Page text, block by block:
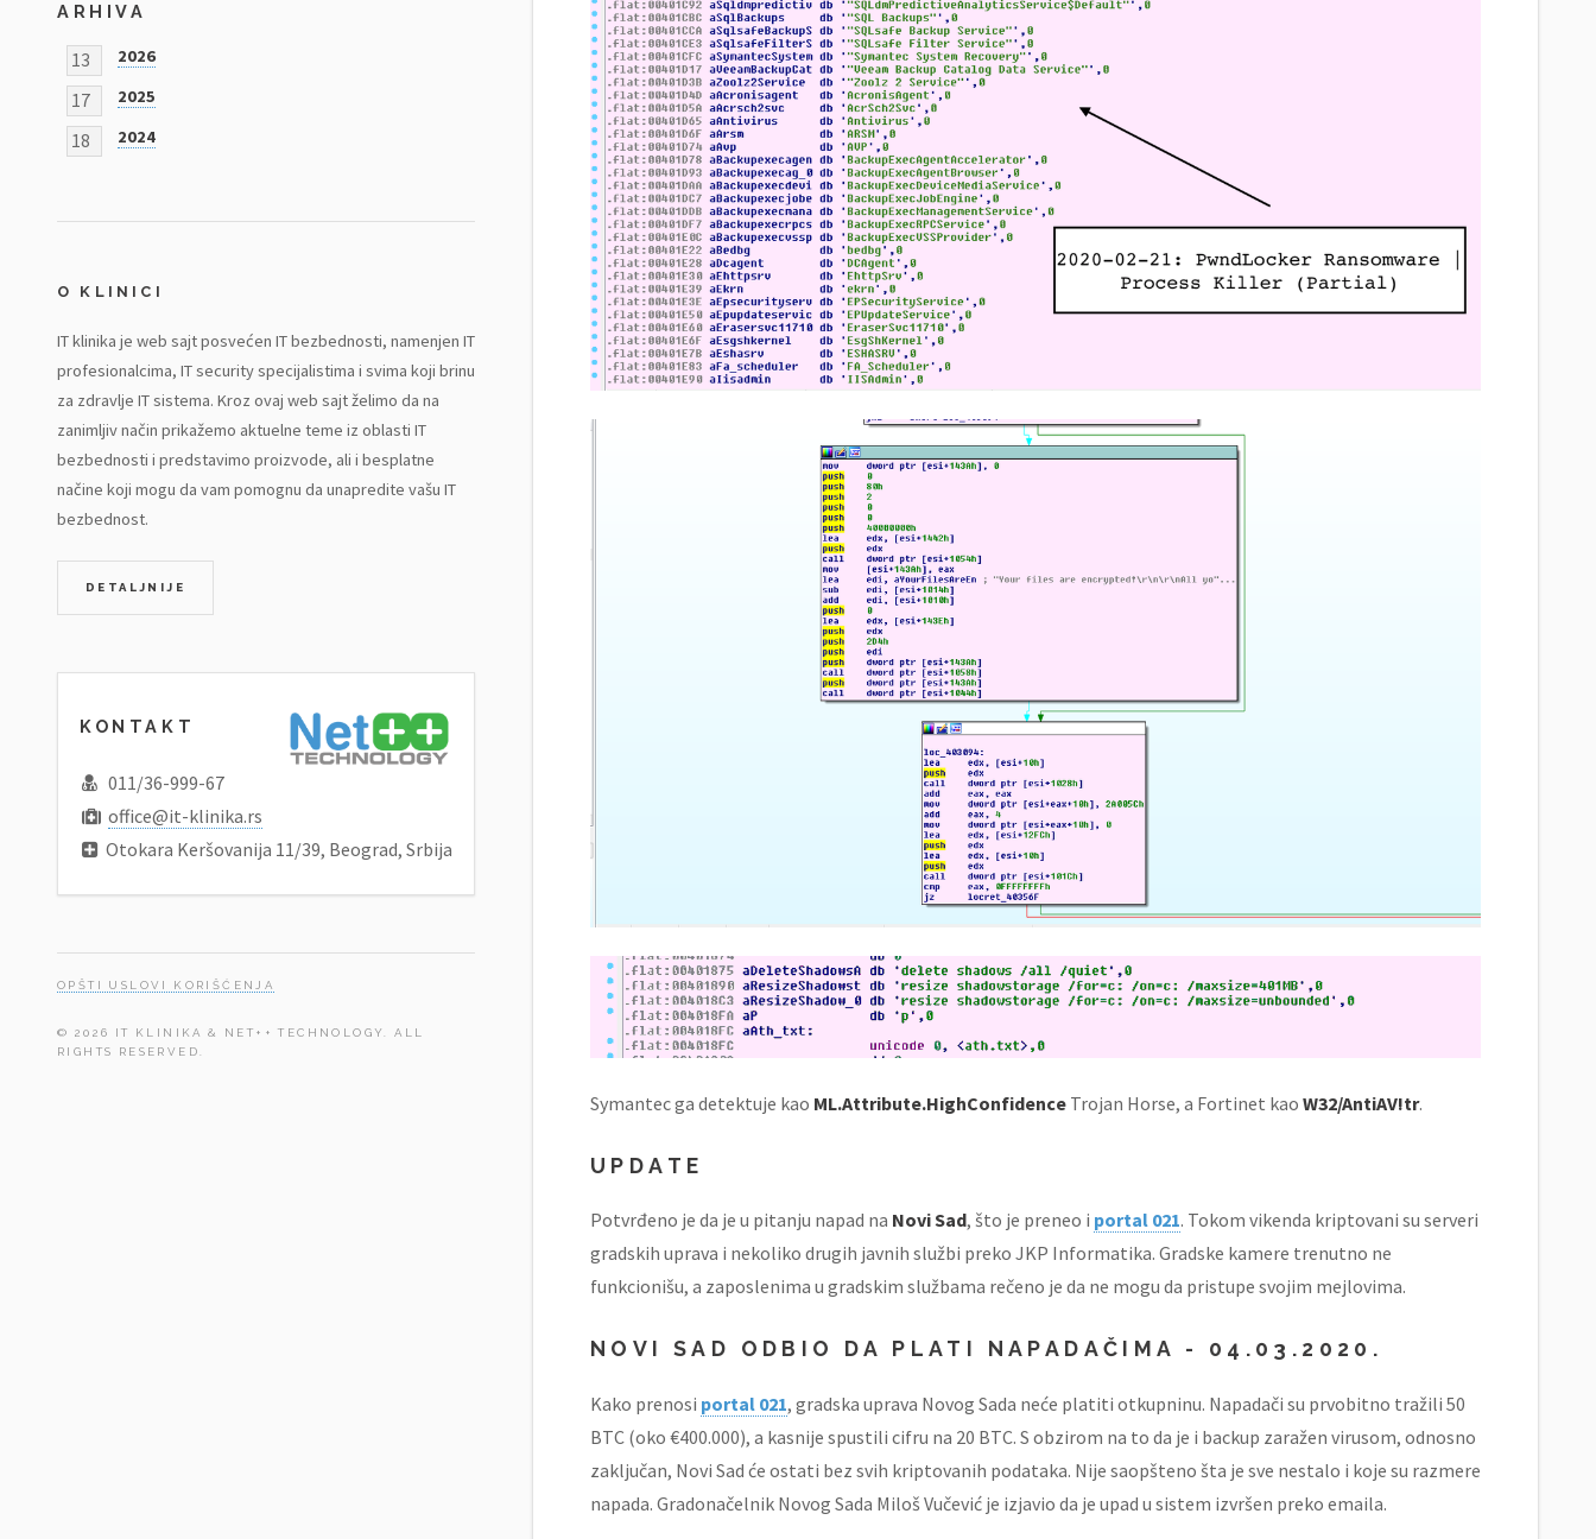
Symantec ga detektuje kao ML.Attribute.HighConfidence Trojan Horse, a Fortinet kao W32/AntiAV!tr.
UPDATE
Potvrđeno je da je u pitanju napad na Novi Sad, što je preneo i portal 021. Tokom vikenda kriptovani su serveri
gradskih uprava i nekoliko drugih javnih službi preko JKP Informatika. Gradske kamere trenutno ne
funkcionišu, a zaposlenima u gradskim službama rečeno je da ne mogu da pristupe svojim mejlovima.
NOVI SAD ODBIO DA PLATI NAPADAČIMA - 04.03.2020.
Kako prenosi portal 021, gradska uprava Novog Sada neće platiti otkupninu. Napadači su prvobitno tražili 50
BTC (oko €400.000), a kasnije spustili cifru na 20 BTC. S obzirom na to da je i backup zaražen virusom, odnosno
zaključan, Novi Sad će ostati bez svih kriptovanih podataka. Nije saopšteno šta je sve nestalo i koje su razmere
napada. Gradonačelnik Novog Sada Miloš Vučević je izjavio da je upad u sistem izvršen preko emaila.
ARHIVA
13 2026
17 2025
18 2024
O KLINICI
IT klinika je web sajt posvećen IT bezbednosti, namenjen IT
profesionalcima, IT security specijalistima i svima koji brinu
za zdravlje IT sistema. Kroz ovaj web sajt želimo da na
zanimljiv način prikažemo aktuelne teme iz oblasti IT
bezbednosti i predstavimo proizvode, ali i besplatne
načine koji mogu da vam pomognu da unapredite vašu IT
bezbednost.
DETALJNIJE
KONTAKT
011/36-999-67
office@it-klinika.rs
Otokara Keršovanija 11/39, Beograd, Srbija
OPŠTI USLOVI KORIŠĆENJA
© 2026 IT KLINIKA & NET++ TECHNOLOGY. ALL
RIGHTS RESERVED.